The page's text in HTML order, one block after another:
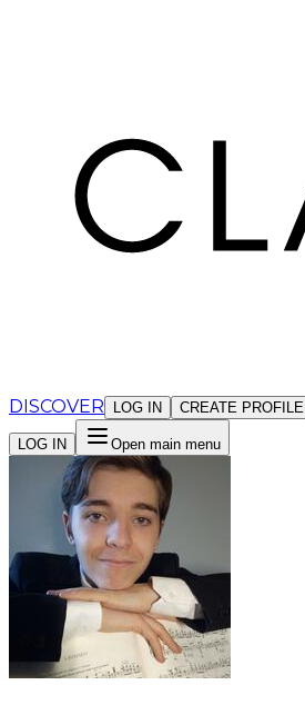
DISCOVER LOG IN CREATE PROFILE
LOG IN Open main menu